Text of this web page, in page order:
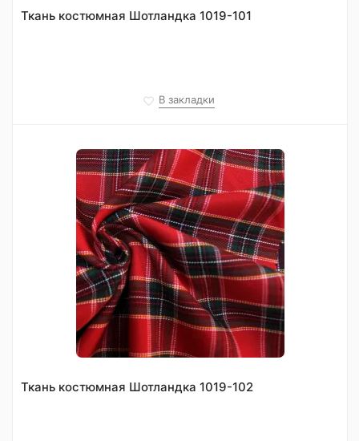
Ткань костюмная Шотландка 1019-101
В закладки
Ткань костюмная Шотландка 1019-102